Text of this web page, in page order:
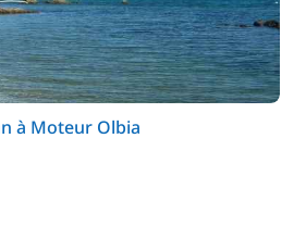
à Moteur Olbia